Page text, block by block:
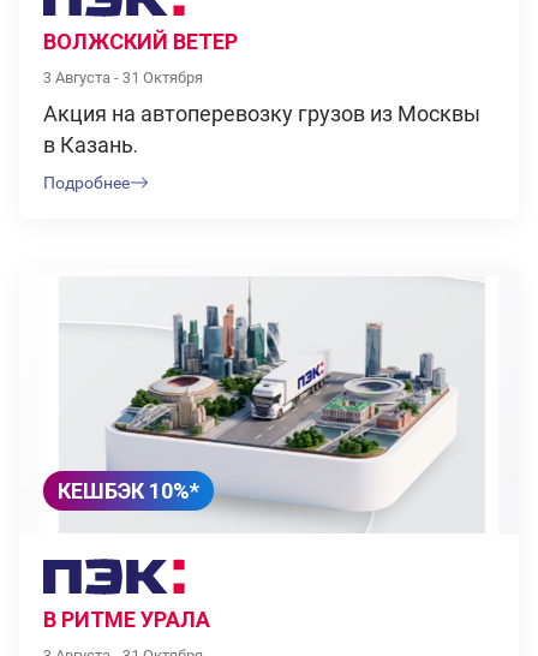
ВОЛЖСКИЙ ВЕТЕР
3 Августа - 31 Октября
Акция на автоперевозку грузов из Москвы
в Казань.
Подробнее
КЕШБЭК 10%*
В РИТМЕ УРАЛА